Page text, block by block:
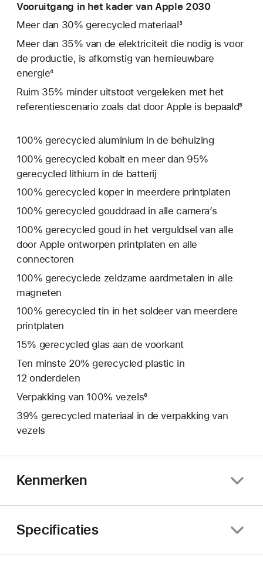
Vooruitgang in het kader van Apple 2030
Meer dan 30% gerecycled materiaal³
Meer dan 35% van de elektriciteit die nodig is voor
de productie, is afkomstig van hernieuwbare
energie⁴
Ruim 35% minder uitstoot vergeleken met het
referentie­­scenario zoals dat door Apple is bepaald⁵
100% gerecycled aluminium in de behuizing
100% gerecycled kobalt en meer dan 95%
gerecycled lithium in de batterij
100% gerecycled koper in meerdere printplaten
100% gerecycled gouddraad in alle camera’s
100% gerecycled goud in het verguldsel van alle
door Apple ontworpen printplaten en alle
connectoren
100% gerecyclede zeldzame aardmetalen in alle
magneten
100% gerecycled tin in het soldeer van meerdere
print­platen
15% gerecycled glas aan de voorkant
Ten minste 20% gerecycled plastic in
12 onderdelen
Verpakking van 100% vezels⁶
39% gerecycled materiaal in de verpakking van
vezels
Kenmerken
Specificaties